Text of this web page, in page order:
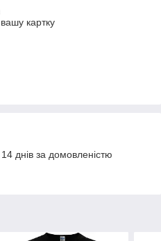
картку
днів за домовленістю